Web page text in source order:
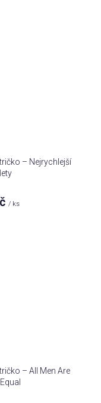
– Nejrychlejší
/ ks
– All Men Are